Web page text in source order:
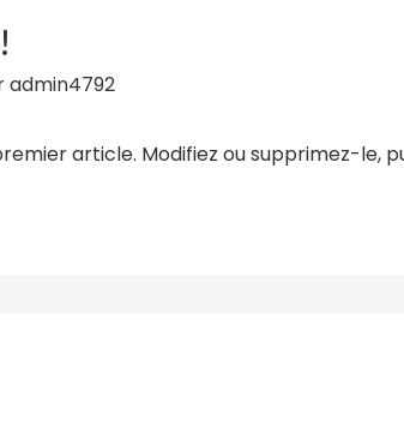
admin4792
article. Modifiez ou supprimez-le,